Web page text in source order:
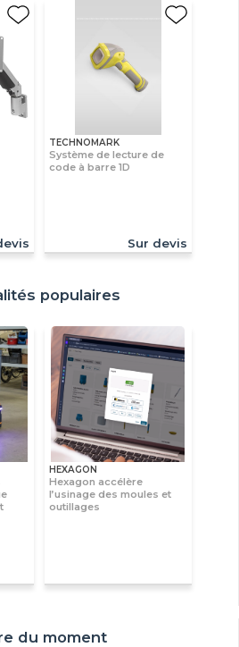
TECHNOMARK
Système de lecture de
code à barre 1D
Sur devis
populaires
HEXAGON
Hexagon accélère
l’usinage des moules et
outillages
du moment